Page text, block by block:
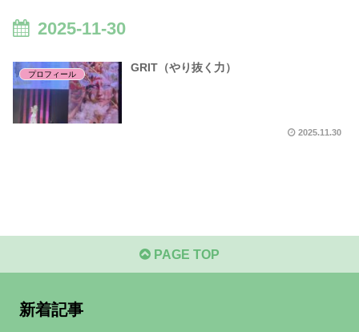
2025-11-30
プロフィール
GRIT（やり抜く力）
2025.11.30
PAGE TOP
新着記事